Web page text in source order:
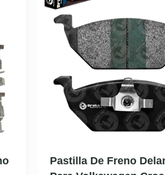
Pastilla De Freno